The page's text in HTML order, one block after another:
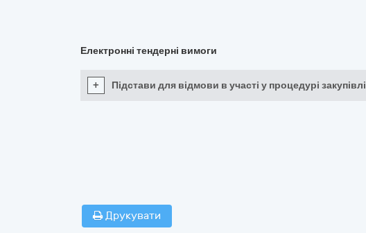
Електронні тендерні вимоги
+ Підстави для відмови в участі у процедурі закупівлі
Друкувати